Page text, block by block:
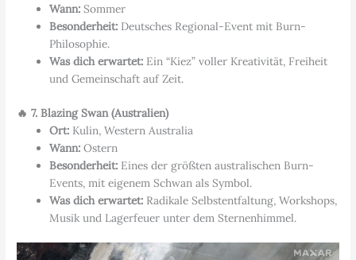
Wann: Sommer
Besonderheit: Deutsches Regional-Event mit Burn-
Philosophie.
Was dich erwartet: Ein “Kiez” voller Kreativität, Freiheit
und Gemeinschaft auf Zeit.
🔥 7. Blazing Swan (Australien)
Ort: Kulin, Western Australia
Wann: Ostern
Besonderheit: Eines der größten australischen Burn-
Events, mit eigenem Schwan als Symbol.
Was dich erwartet: Radikale Selbstentfaltung, Workshops,
Musik und Lagerfeuer unter dem Sternenhimmel.